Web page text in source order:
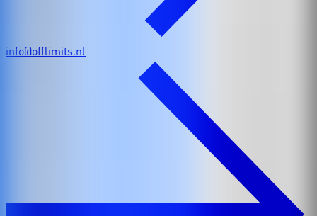
info@offlimits.nl